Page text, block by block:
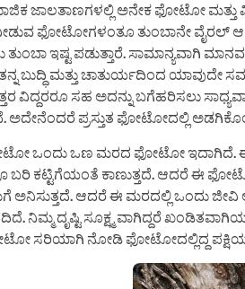
ಜಾಲತಾಣಗಳಲ್ಲಿ ಅನೇಕ ಫೋಟೋ
ಫೋಟೋಗಳಂತೂ ತುಂಬಾನೇ ವೈರಲ್
ಇಷ್ಟ ಪಡುತ್ತಾರೆ. ಸಾಮಾನ್ಯವಾಗಿ
ಬುದ್ಧಿ ಮತ್ತು ಚಾತುರ್ಯದಿಂದ ಯಾವುದೇ
ವಿದ್ದರರೂ ಸಹ ಅದನ್ನು ಬಗೆಹರಿಸಲು
ಅದೇನೆಂದರೆ ಪ್ರಸ್ತುತ ಫೋಟೋದಲ್ಲಿ
ಒಂದು ಒಣ ಮರದ ಫೋಟೋ ಇದಾಗಿದೆ. ಈ
ಬರಿ ಕಟ್ಟಿಗೆಯಂತೆ ಕಾಣುತ್ತದೆ. ಆದರೆ ಈ
ಅನಿಸುತ್ತದೆ. ಆದರೆ ಈ ಮರದಲ್ಲಿ ಒಂದು
ನಿಮ್ಮ ದೃಷ್ಟಿ ಸೂಕ್ಷ್ಮ ವಾಗಿದ್ದರೆ
ಸರಿಯಾಗಿ ನೋಡಿ ಫೋಟೋದಲ್ಲಿದ್ದ